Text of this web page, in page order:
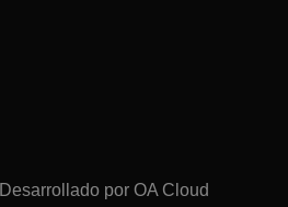
Desarrollado por OA Cloud